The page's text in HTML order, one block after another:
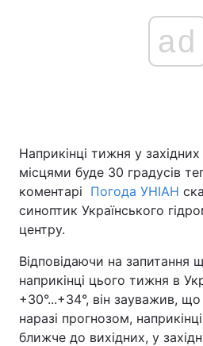
ad
Наприкінці тижня у
місцями буде 30 градусів
коментарі Погода УНІАН
синоптик Українського
центру.
Відповідаючи на запитання
наприкінці цього тижня в
+30°...+34°, він зауважив,
наразі прогнозом,
ближче до вихідних, у